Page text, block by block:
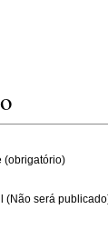
(obrigatório)
(Não será